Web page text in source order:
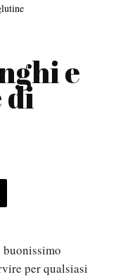
e
di
per qualsiasi